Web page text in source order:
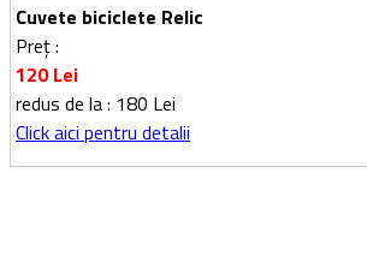
Cuvete biciclete Relic
Preț :
120Lei
redus de la : 180 Lei
Click aici pentru detalii